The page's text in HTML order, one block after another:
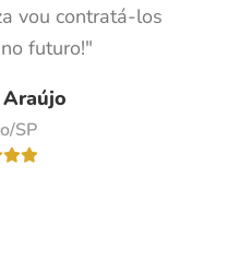
vou contratá-los
futuro!"
SP